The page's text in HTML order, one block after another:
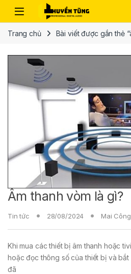
Trang chủ Bài viết được gắn thẻ
Âm thanh vòm là gì?
Tin tức 28/08/2024 Mai
Khi mua các thiết bị âm thanh hoặc
hoặc đọc thông số của thiết bị và bắt
đã